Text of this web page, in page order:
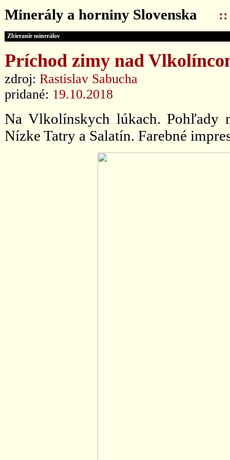
Minerály a horniny Slovenska ::
Zbieranie minerálov
Príchod zimy nad
zdroj: Rastislav Sabucha
pridané: 19.10.2018
Na Vlkolínskych lúkach. Pohľady
Nízke Tatry a Salatín. Farebné